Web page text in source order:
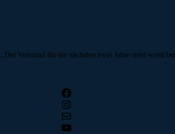
Vorstand für die nächsten zwei Jahre steht somit
Facebook
Instagram
E-Mail
YouTube